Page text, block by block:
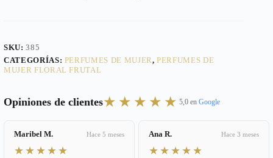
SKU:385
CATEGORÍAS: PERFUMES DE MUJER,PERFUMES DE
MUJER FLORAL FRUTAL
Opiniones de clientes★★★★★ 5,0 en Google
Maribel M. Hace 5 meses
★★★★★
Ana R. Hace 3 meses
★★★★★